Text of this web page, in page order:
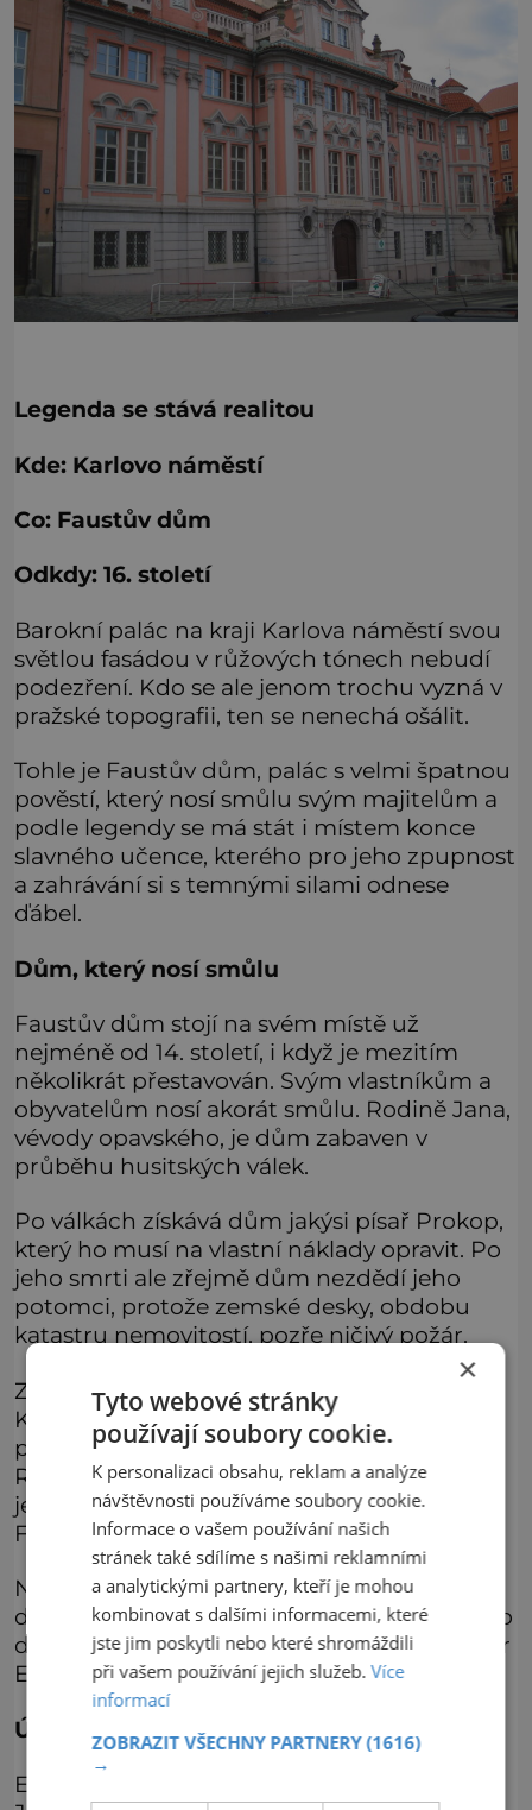
Legenda se stává realitou
Kde: Karlovo náměstí
Co: Faustův dům
Odkdy: 16. století
Barokní palác na kraji Karlova náměstí svou
světlou fasádou v růžových tónech nebudí
podezření. Kdo se ale jenom trochu vyzná v
pražské topografii, ten se nenechá ošálit.
Tohle je Faustův dům, palác s velmi špatnou
pověstí, který nosí smůlu svým majitelům a
podle legendy se má stát i místem konce
slavného učence, kterého pro jeho zpupnost
a zahrávání si s temnými silami odnese
ďábel.
Dům, který nosí smůlu
Faustův dům stojí na svém místě už
nejméně od 14. století, i když je mezitím
několikrát přestavován. Svým vlastníkům a
obyvatelům nosí akorát smůlu. Rodině Jana,
vévody opavského, je dům zabaven v
průběhu husitských válek.
Po válkách získává dům jakýsi písař Prokop,
který ho musí na vlastní náklady opravit. Po
jeho smrti ale zřejmě dům nezdědí jeho
potomci, protože zemské desky, obdobu
katastru nemovitostí, pozře ničivý požár.
Zkraje 16. století získává dům Jaroslav
Kapoun ze Svojkova, ale ten je v roce 1537
popraven pro hrdelní zločiny. Jan Kopa z
Raumenthalu, osobní lékař Ferdinanda I. a
jedna z možných předloh pro legendu o
Faustovi, zase o dům přijde kvůli dluhům.
Největší slávy v oblastech tajných věd pak
dům dosahuje v roce 1587, kdy ho získává do
držení alchymista, astrolog a mystik magistr
Edward Kelley (1555–1597).
Útěk před inkvizicí
Edward Kelley i jeho blízký spolupracovník
×
Tyto webové stránky
používají soubory cookie.
K personalizaci obsahu, reklam a analýze
návštěvnosti používáme soubory cookie.
Informace o vašem používání našich
stránek také sdílíme s našimi reklamními
a analytickými partnery, kteří je mohou
kombinovat s dalšími informacemi, které
jste jim poskytli nebo které shromáždili
při vašem používání jejich služeb.Více
informací
ZOBRAZIT VŠECHNY PARTNERY(1616)
→